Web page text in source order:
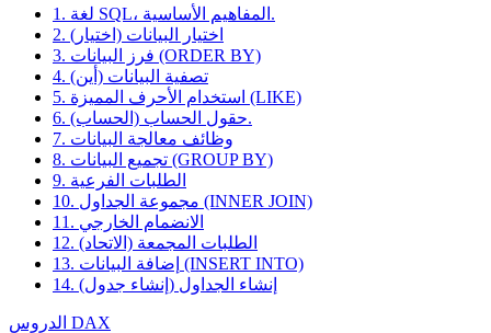
1. لغة SQL، المفاهيم الأساسية.
2. اختيار البيانات (اختيار)
3. فرز البيانات (ORDER BY)
4. تصفية البيانات (أين)
5. استخدام الأحرف المميزة (LIKE)
6. حقول الحساب (الحساب).
7. وظائف معالجة البيانات
8. تجميع البيانات (GROUP BY)
9. الطلبات الفرعية
10. مجموعة الجداول (INNER JOIN)
11. الانضمام الخارجي
12. الطلبات المجمعة (الاتحاد)
13. إضافة البيانات (INSERT INTO)
14. إنشاء الجداول (إنشاء جدول)
الدروس DAX